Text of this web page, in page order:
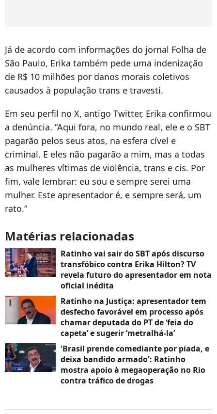
Já de acordo com informações do jornal Folha de
São Paulo, Erika também pede uma indenização
de R$ 10 milhões por danos morais coletivos
causados à população trans e travesti.
Em seu perfil no X, antigo Twitter, Erika confirmou
a denúncia. “Aqui fora, no mundo real, ele e o SBT
pagarão pelos seus atos, na esfera cível e
criminal. E eles não pagarão a mim, mas a todas
as mulheres vítimas de violência, trans e cis. Por
fim, vale lembrar: eu sou e sempre serei uma
mulher. Este apresentador é, e sempre será, um
rato.”
Matérias relacionadas
Ratinho vai sair do SBT após discurso
transfóbico contra Erika Hilton? TV
revela futuro do apresentador em nota
oficial inédita
Ratinho na Justiça: apresentador tem
desfecho favorável em processo após
chamar deputada do PT de ‘feia do
capeta’ e sugerir ‘metralhá-la’
'Brasil prende comediante por piada, e
deixa bandido armado': Ratinho
mostra apoio à megaoperação no Rio
contra tráfico de drogas